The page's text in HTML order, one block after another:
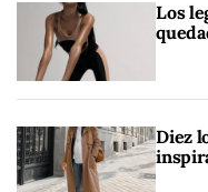
Los
Diez